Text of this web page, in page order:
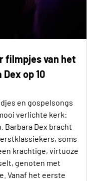
filmpjes van het
op 10
en gospelsongs
verlichte kerk:
Barbara Dex bracht
soms
krachtige, virtuoze
genoten met
Vanaf het eerste